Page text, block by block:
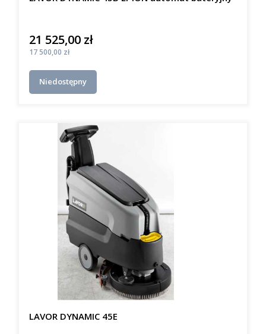
Cena
21 525,00 zł
Cena
17 500,00 zł
Niedostępny
LAVOR DYNAMIC 45E